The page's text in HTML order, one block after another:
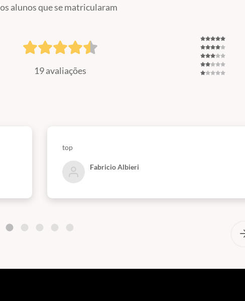
alunos que se matricularam
19 avaliações
top
Fabricio Albieri